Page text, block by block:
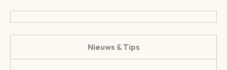
Nieuws & Tips